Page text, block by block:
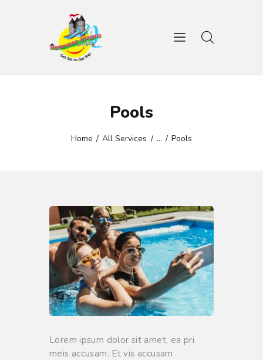
Pools
Home All Services ... Pools
HOME
AMUSEMENT RIDES
CONTACTS
Lorem ipsum dolor sit amet, ea pri
meis accusam. Et vis accusam